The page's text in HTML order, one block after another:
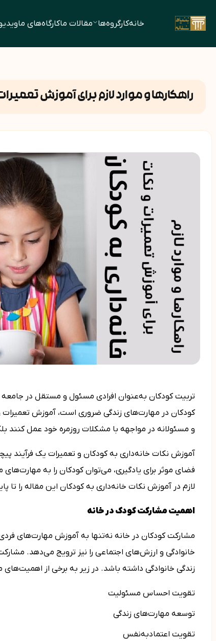
خانهکارگروه‌ها مقالات ماکارگاه‌های ما
راهکارها و موارد لازم برای آموزش
تربیت کودکان به‌عنوان افرادی مسئول و مستقل در
کودکان در مهارت‌های زندگی ضروری است، آموزش
و مسئولانه در مواجهه با مشکلات روزمره خود عمل کنند
آموزش نکات خانه‌داری به کودکان و تعمیرات یک فرآیند
فضای موثر برای یادگیری، می‌توان کودکان را به
لازم در آموزش نکات خانه‌­داری به کودکان این مقاله را تا
اهمیت مشارکت کودک در خانه
مشارکت کودکان در خانه نه‌تنها به آموزش مهارت‌های
خانوادگی و ارزش‌های اجتماعی را نیز ترویج می‌دهد.
زندگی خانوادگی داشته باشد. در زیر به برخی از
تقویت احساس مسئولیت
توسعه مهارت­‌های زندگی
تقویت اعتمادبه‌نفس